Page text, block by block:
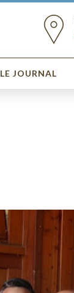
LE JOURNAL